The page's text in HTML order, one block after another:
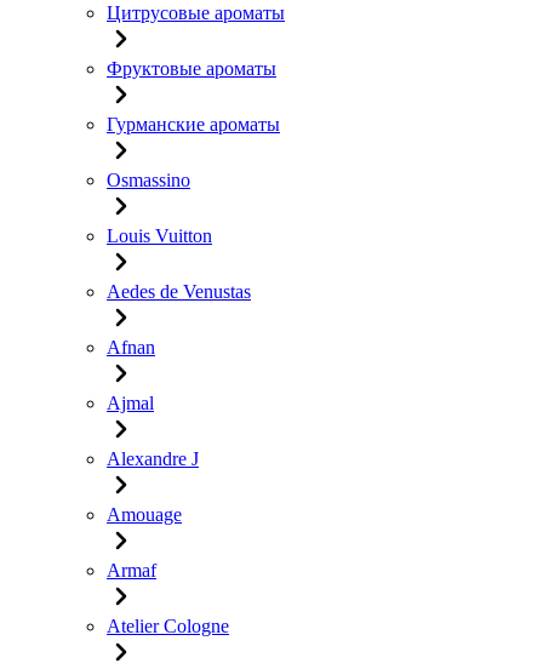
Цитрусовые ароматы
Фруктовые ароматы
Гурманские ароматы
Osmassino
Louis Vuitton
Aedes de Venustas
Afnan
Ajmal
Alexandre J
Amouage
Armaf
Atelier Cologne